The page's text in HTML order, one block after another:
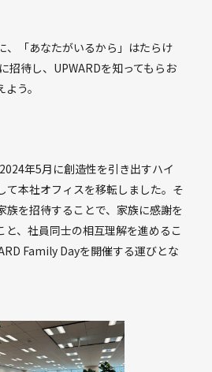
、「あなたがいるから」はたらけ
招待し、UPWARDを知ってもらお
う。
年5月に創造性を引き出すハイ
て本社オフィスを移転しました。そ
族を招待することで、家族に感謝を
と、社員同士の相互理解を進めるこ
Family Dayを開催する運びとな